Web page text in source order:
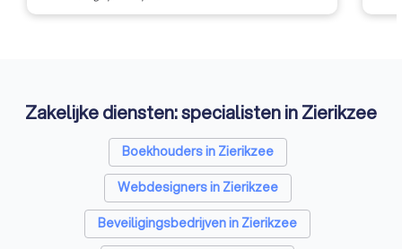
Zakelijke diensten: specialisten in Zierikzee
Boekhouders in Zierikzee
Webdesigners in Zierikzee
Beveiligingsbedrijven in Zierikzee